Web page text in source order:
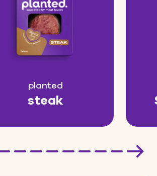
planted
steak